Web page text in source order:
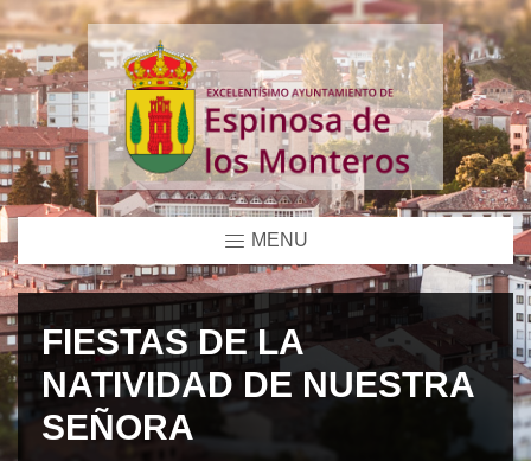
MENU
FIESTAS DE LA
NATIVIDAD DE NUESTRA
SEÑORA